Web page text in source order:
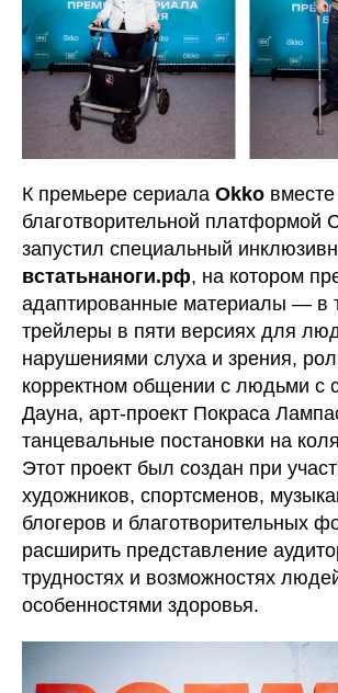
К премьере сериала Okko вместе
благотворительной платформой
запустил специальный
встатьнаноги.рф, на котором
адаптированные материалы — в
трейлеры в пяти версиях для
нарушениями слуха и зрения,
корректном общении с людьми с
Дауна, арт-проект Покраса
танцевальные постановки на
Этот проект был создан при
художников, спортсменов,
блогеров и благотворительных
расширить представление
трудностях и возможностях
особенностями здоровья.